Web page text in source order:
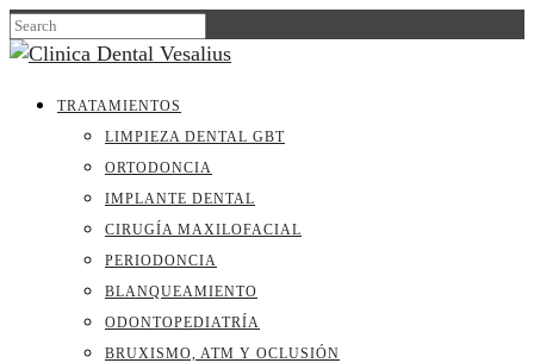
TRATAMIENTOS
LIMPIEZA DENTAL GBT
ORTODONCIA
IMPLANTE DENTAL
CIRUGÍA MAXILOFACIAL
PERIODONCIA
BLANQUEAMIENTO
ODONTOPEDIATRÍA
BRUXISMO, ATM Y OCLUSIÓN